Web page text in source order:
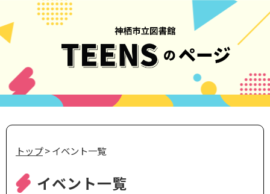
トップ> イベント一覧
イベント一覧